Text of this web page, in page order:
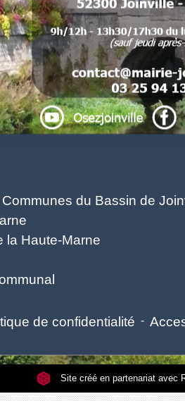
du Bassin de
la Haute-Marne
de confidentialité -
Site créé en partenariat avec